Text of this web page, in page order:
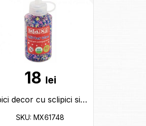
18 lei
Lipici decor cu sclipici si confetti Maxi tub 60ml.albastru deschis MX61748
SKU: MX61748